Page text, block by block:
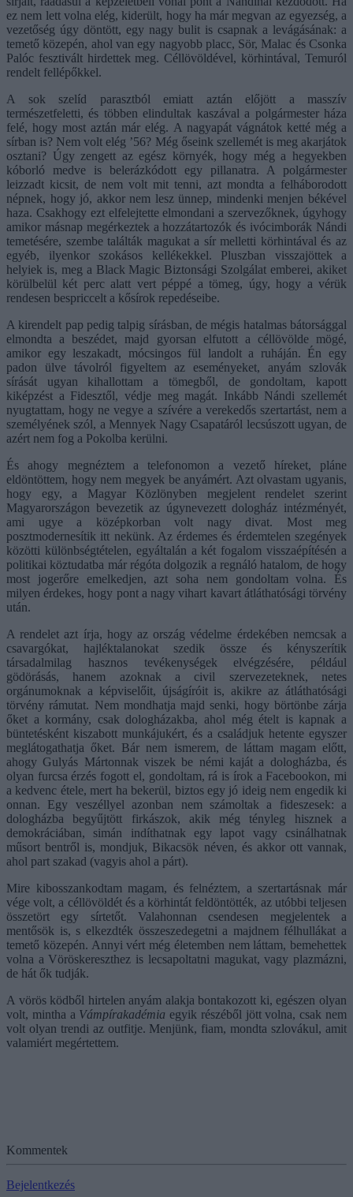
ez nem lett volna elég, kiderült, hogy ha már megvan az egyezség, a
vezetőség úgy döntött, egy nagy bulit is csapnak a levágásának: a
temető közepén, ahol van egy nagyobb placc, Sör, Malac és Csonka
Palóc fesztivált hirdettek meg. Céllövöldével, körhintával, Temuról
rendelt fellépőkkel.
A sok szelíd parasztból emiatt aztán előjött a masszív
természetfeletti, és többen elindultak kaszával a polgármester háza
felé, hogy most aztán már elég. A nagyapát vágnátok ketté még a
sírban is? Nem volt elég ’56? Még őseink szellemét is meg akarjátok
osztani? Úgy zengett az egész környék, hogy még a hegyekben
kóborló medve is belerázkódott egy pillanatra. A polgármester
leizzadt kicsit, de nem volt mit tenni, azt mondta a felháborodott
népnek, hogy jó, akkor nem lesz ünnep, mindenki menjen békével
haza. Csakhogy ezt elfelejtette elmondani a szervezőknek, úgyhogy
amikor másnap megérkeztek a hozzátartozók és ivócimborák Nándi
temetésére, szembe találták magukat a sír melletti körhintával és az
egyéb, ilyenkor szokásos kellékekkel. Pluszban visszajöttek a
helyiek is, meg a Black Magic Biztonsági Szolgálat emberei, akiket
körülbelül két perc alatt vert péppé a tömeg, úgy, hogy a vérük
rendesen bespriccelt a kősírok repedéseibe.
A kirendelt pap pedig talpig sírásban, de mégis hatalmas bátorsággal
elmondta a beszédet, majd gyorsan elfutott a céllövölde mögé,
amikor egy leszakadt, mócsingos fül landolt a ruháján. Én egy
padon ülve távolról figyeltem az eseményeket, anyám szlovák
sírását ugyan kihallottam a tömegből, de gondoltam, kapott
kiképzést a Fidesztől, védje meg magát. Inkább Nándi szellemét
nyugtattam, hogy ne vegye a szívére a verekedős szertartást, nem a
személyének szól, a Mennyek Nagy Csapatáról lecsúszott ugyan, de
azért nem fog a Pokolba kerülni.
És ahogy megnéztem a telefonomon a vezető híreket, pláne
eldöntöttem, hogy nem megyek be anyámért. Azt olvastam ugyanis,
hogy egy, a Magyar Közlönyben megjelent rendelet szerint
Magyarországon bevezetik az úgynevezett dologház intézményét,
ami ugye a középkorban volt nagy divat. Most meg
posztmodernesítik itt nekünk. Az érdemes és érdemtelen szegények
közötti különbségtételen, egyáltalán a két fogalom visszaépítésén a
politikai köztudatba már régóta dolgozik a regnáló hatalom, de hogy
most jogerőre emelkedjen, azt soha nem gondoltam volna. És
milyen érdekes, hogy pont a nagy vihart kavart átláthatósági törvény
után.
A rendelet azt írja, hogy az ország védelme érdekében nemcsak a
csavargókat, hajléktalanokat szedik össze és kényszerítik
társadalmilag hasznos tevékenységek elvégzésére, például
gödörásás, hanem azoknak a civil szervezeteknek, netes
orgánumoknak a képviselőit, újságíróit is, akikre az átláthatósági
törvény rámutat. Nem mondhatja majd senki, hogy börtönbe zárja
őket a kormány, csak dologházakba, ahol még ételt is kapnak a
büntetésként kiszabott munkájukért, és a családjuk hetente egyszer
meglátogathatja őket. Bár nem ismerem, de láttam magam előtt,
ahogy Gulyás Mártonnak viszek be némi kaját a dologházba, és
olyan furcsa érzés fogott el, gondoltam, rá is írok a Facebookon, mi
a kedvenc étele, mert ha bekerül, biztos egy jó ideig nem engedik ki
onnan. Egy veszéllyel azonban nem számoltak a fideszesek: a
dologházba begyűjtött firkászok, akik még tényleg hisznek a
demokráciában, simán indíthatnak egy lapot vagy csinálhatnak
műsort bentről is, mondjuk, Bikacsök néven, és akkor ott vannak,
ahol part szakad (vagyis ahol a párt).
Mire kibosszankodtam magam, és felnéztem, a szertartásnak már
vége volt, a céllövöldét és a körhintát feldöntötték, az utóbbi teljesen
összetört egy sírtetőt. Valahonnan csendesen megjelentek a
mentősök is, s elkezdték összeszedegetni a majdnem félhullákat a
temető közepén. Annyi vért még életemben nem láttam, bemehettek
volna a Vöröskereszthez is lecsapoltatni magukat, vagy plazmázni,
de hát ők tudják.
A vörös ködből hirtelen anyám alakja bontakozott ki, egészen olyan
volt, mintha a Vámpírakadémia egyik részéből jött volna, csak nem
volt olyan trendi az outfitje. Menjünk, fiam, mondta szlovákul, amit
valamiért megértettem.
Kommentek
Bejelentkezés